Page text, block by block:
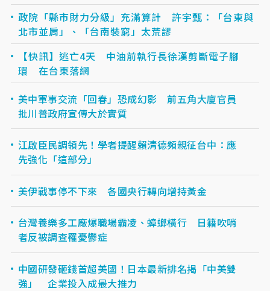
政院「縣市財力分級」充滿算計 許宇甄：「台東與
北市並肩」、「台南裝窮」太荒謬
【快訊】逃亡4天 中油前執行長徐漢剪斷電子腳
環 在台東落網
美中軍事交流「回春」恐成幻影 前五角大廈官員
批川普政府宣傳大於實質
江啟臣民調領先！學者提醒賴清德頻親征台中：應
先強化「這部分」
美伊戰事停不下來 各國央行轉向增持黃金
台灣養樂多工廠爆職場霸凌、蟑螂橫行 日籍吹哨
者反被調查罹憂鬱症
中國研發砸錢首超美國！日本最新排名揭「中美雙
強」 企業投入成最大推力